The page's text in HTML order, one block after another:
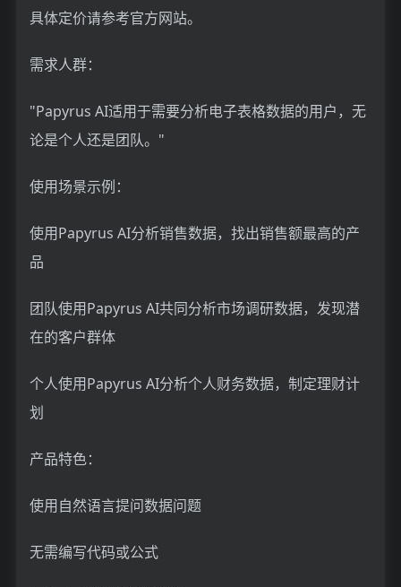
具体定价请参考官方网站。
需求人群：
"Papyrus AI适用于需要分析电子表格数据的用户，无
论是个人还是团队。"
使用场景示例：
使用Papyrus AI分析销售数据，找出销售额最高的产
品
团队使用Papyrus AI共同分析市场调研数据，发现潜
在的客户群体
个人使用Papyrus AI分析个人财务数据，制定理财计
划
产品特色：
使用自然语言提问数据问题
无需编写代码或公式